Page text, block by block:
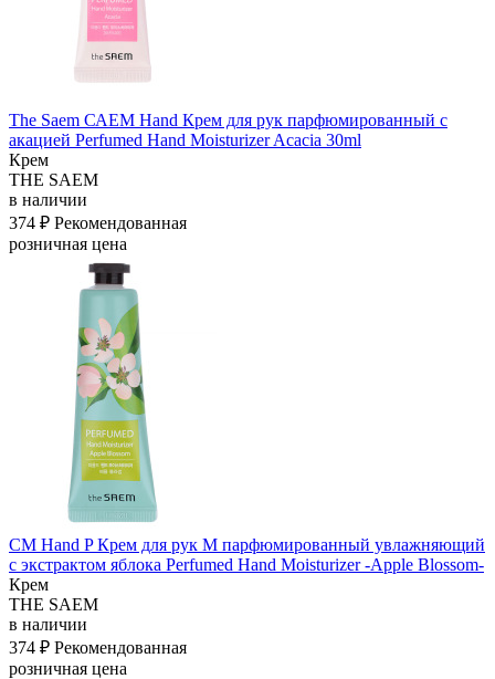
The Saem САЕМ Hand Крем для рук парфюмированный с
акацией Perfumed Hand Moisturizer Acacia 30ml
Крем
THE SAEM
в наличии
374 ₽ Рекомендованная
розничная цена
СМ Hand P Крем для рук M парфюмированный увлажняющий
с экстрактом яблока Perfumed Hand Moisturizer -Apple Blossom-
Крем
THE SAEM
в наличии
374 ₽ Рекомендованная
розничная цена